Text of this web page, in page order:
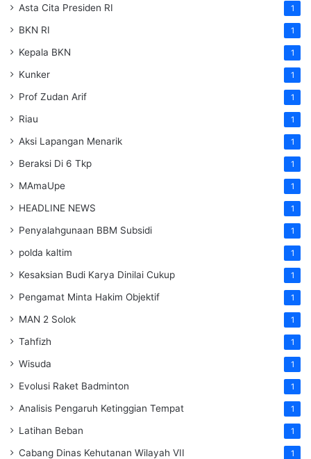
Asta Cita Presiden RI 1
BKN RI 1
Kepala BKN 1
Kunker 1
Prof Zudan Arif 1
Riau 1
Aksi Lapangan Menarik 1
Beraksi Di 6 Tkp 1
MAmaUpe 1
HEADLINE NEWS 1
Penyalahgunaan BBM Subsidi 1
polda kaltim 1
Kesaksian Budi Karya Dinilai Cukup 1
Pengamat Minta Hakim Objektif 1
MAN 2 Solok 1
Tahfizh 1
Wisuda 1
Evolusi Raket Badminton 1
Analisis Pengaruh Ketinggian Tempat 1
Latihan Beban 1
Cabang Dinas Kehutanan Wilayah VII 1